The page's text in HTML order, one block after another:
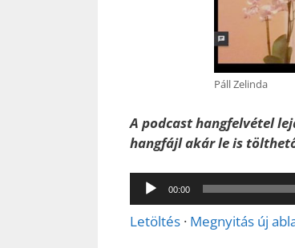
Páll Zelinda
A podcast hangfelvétel
hangfájl akár le is
Audió
lejátszó
00:00
Letöltés · Megnyitás új